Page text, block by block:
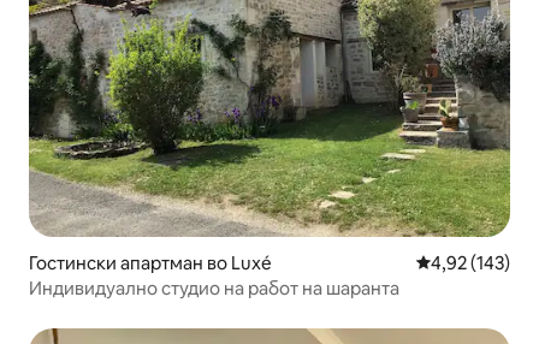
Гостински апартман во Luxé Просечна
4,92 (143)
Индивидуално студио на работ на шаранта